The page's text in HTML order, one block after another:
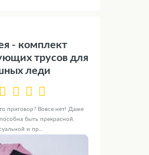
- комплект
трусов для
леди
приговор? Вовсе нет! Даже
быть прекрасной,
и пр...